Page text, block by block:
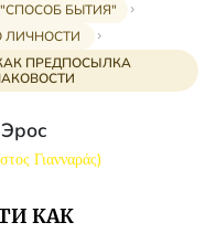
"СПОСОБ БЫТИЯ"
ЛИЧНОСТИ
ПРЕДПОСЫЛКА
Γιανναράς)
КАК